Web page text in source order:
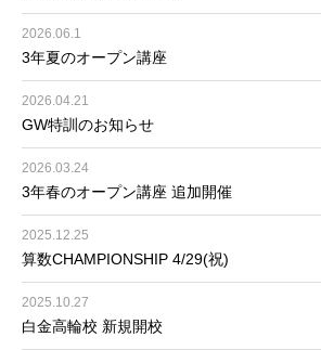
2026.06.1
3年夏のオープン講座
2026.04.21
GW特訓のお知らせ
2026.03.24
3年春のオープン講座 追加開催
2025.12.25
算数CHAMPIONSHIP 4/29(祝)
2025.10.27
白金高輪校 新規開校